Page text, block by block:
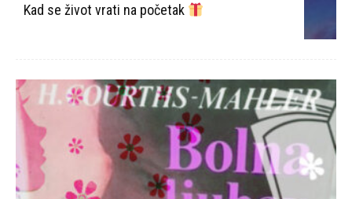
Kad se život vrati na početak